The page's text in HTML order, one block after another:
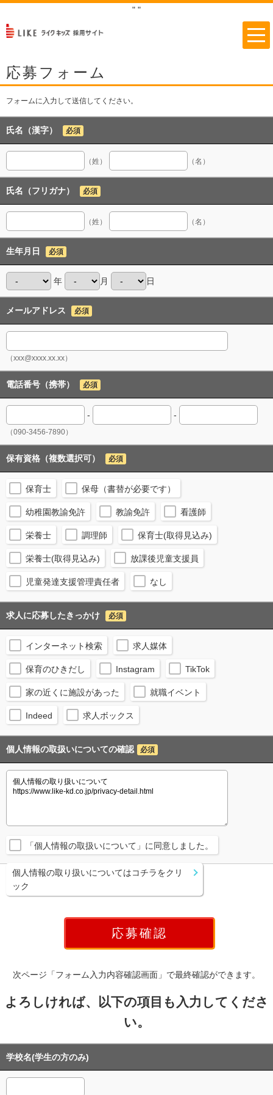
" "
応募フォーム
フォームに入力して送信してください。
氏名（漢字） 必須
（姓） （名）
氏名（フリガナ） 必須
（姓） （名）
生年月日 必須
年 月 日
メールアドレス 必須
（xxx@xxxx.xx.xx）
電話番号（携帯） 必須
- -
（090-3456-7890）
保有資格（複数選択可） 必須
保育士 保母（書替が必要です）
幼稚園教諭免許 教諭免許 看護師
栄養士 調理師 保育士(取得見込み)
栄養士(取得見込み) 放課後児童支援員
児童発達支援管理責任者 なし
求人に応募したきっかけ 必須
インターネット検索 求人媒体
保育のひきだし Instagram TikTok
家の近くに施設があった 就職イベント
Indeed 求人ボックス
個人情報の取扱いについての確認 必須
「個人情報の取扱いについて」に同意しました。
個人情報の取り扱いについてはコチラをクリ
ック
次ページ「フォーム入力内容確認画面」で最終確認ができます。
よろしければ、以下の項目も入力してくださ
い。
学校名(学生の方のみ)